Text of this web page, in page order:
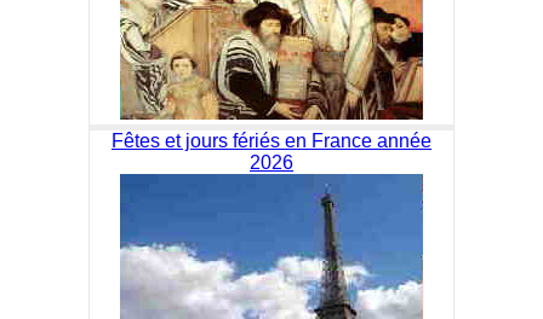
Fêtes et jours fériés en France année
2026